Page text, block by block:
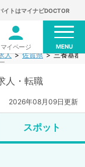
イトはマイナビDOCTOR
マイページ MENU
人 佐賀県 三養基郡
人・転職
2026年08月09日更新
スポット